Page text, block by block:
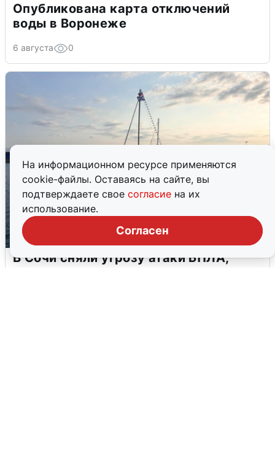
На информационном ресурсе применяются
cookie-файлы. Оставаясь на сайте, вы
подтверждаете свое согласие на их
использование.
Согласен
Опубликована карта отключений
воды в Воронеже
6 августа 0
В Сочи сняли угрозу атаки БПЛА,